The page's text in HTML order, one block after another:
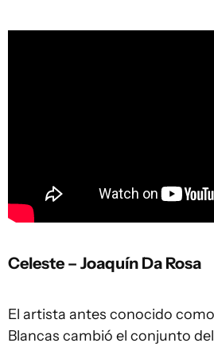
Celeste – Joaquín Da Rosa
El artista antes conocido
Blancas cambió el conjunto